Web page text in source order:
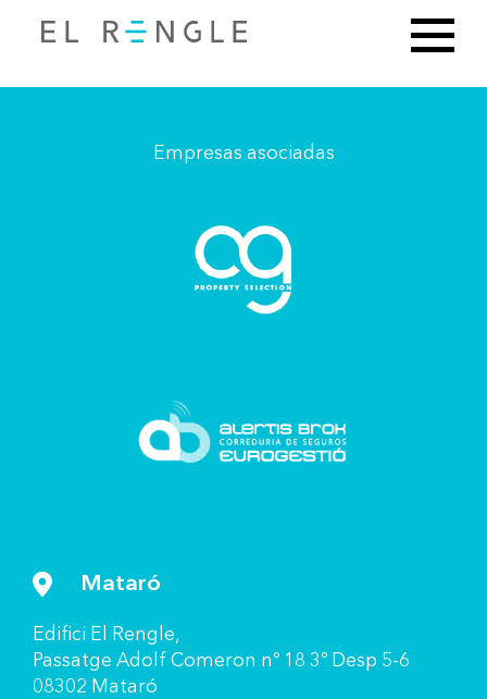
Empresas asociadas
Mataró
Ediﬁci El Rengle,
Passatge Adolf Comeron nº 18 3º Desp 5-6
08302 Mataró